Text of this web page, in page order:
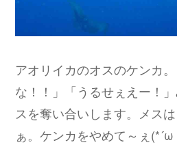
アオリイカのオスのケンカ
な！！」「うるせぇえー！
スを奪い合いします。メス
ぁ。ケンカをやめて～ぇ